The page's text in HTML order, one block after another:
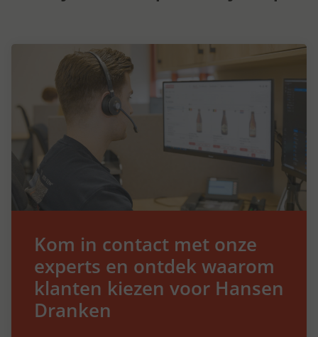
Kom in contact met onze
experts en ontdek waarom
klanten kiezen voor Hansen
Dranken